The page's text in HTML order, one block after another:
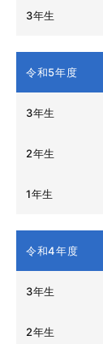
3年生
令和5年度
3年生
2年生
1年生
令和4年度
3年生
2年生